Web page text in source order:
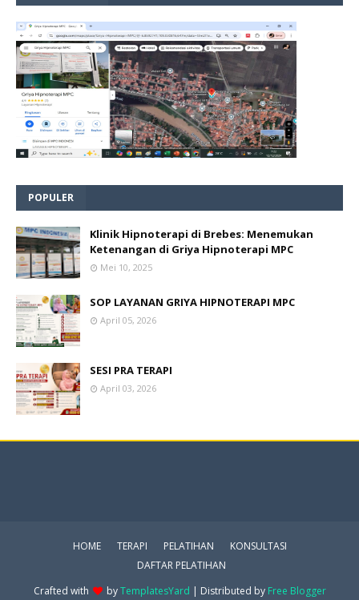
POPULER
Klinik Hipnoterapi di Brebes: Menemukan
Ketenangan di Griya Hipnoterapi MPC
Mei 10, 2025
SOP LAYANAN GRIYA HIPNOTERAPI MPC
April 05, 2026
SESI PRA TERAPI
April 03, 2026
HOME TERAPI PELATIHAN
KONSULTASI
DAFTAR PELATIHAN
Crafted with
byTemplatesYard | Distributed by Free Blogger